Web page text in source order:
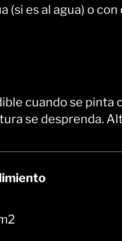
(si es al agua) o
cuando se pinta
se desprenda.